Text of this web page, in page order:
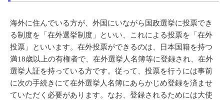
海外に住んでいる方が、外国にいながら国政選挙に投票でき
る制度を「在外選挙制度」といい、これによる投票を「在外
投票」といいます。在外投票ができるのは、日本国籍を持つ
満18歳以上の有権者で、在外選挙人名簿等に登録され、在外
選挙人証を持っている方です。従って、投票を行うには事前
に次の手続きにて在外選挙人名簿にあらかじめ登録を済ませ
ていただく必要があります。なお、登録されるためには大使